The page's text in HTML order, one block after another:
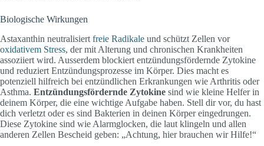
Biologische Wirkungen
Astaxanthin neutralisiert freie Radikale und schützt Zellen vor
oxidativem Stress, der mit Alterung und chronischen Krankheiten
assoziiert wird. Ausserdem blockiert entzündungsfördernde Zytokine
und reduziert Entzündungsprozesse im Körper. Dies macht es
potenziell hilfreich bei entzündlichen Erkrankungen wie Arthritis oder
Asthma. Entzündungsfördernde Zytokine sind wie kleine Helfer in
deinem Körper, die eine wichtige Aufgabe haben. Stell dir vor, du hast
dich verletzt oder es sind Bakterien in deinen Körper eingedrungen.
Diese Zytokine sind wie Alarmglocken, die laut klingeln und allen
anderen Zellen Bescheid geben: „Achtung, hier brauchen wir Hilfe!“